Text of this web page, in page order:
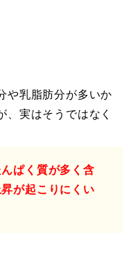
や乳脂肪分が多いか
、実はそうではなく
ぱく質が多く含
が起こりにくい